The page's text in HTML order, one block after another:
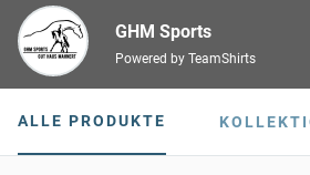
GHM Sports
Powered by TeamShirts
ALLE PRODUKTE